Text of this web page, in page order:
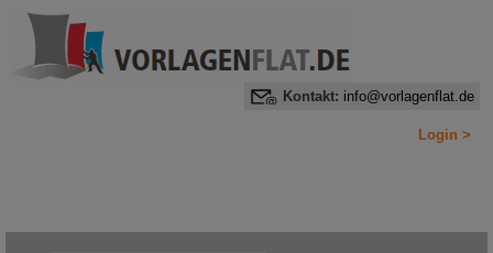
Kontakt: info@vorlagenflat.de
Login >